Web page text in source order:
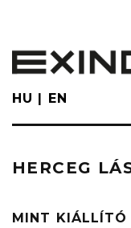
main
content
HU EN
HERCEG
MINT KIÁLLÍTÓ